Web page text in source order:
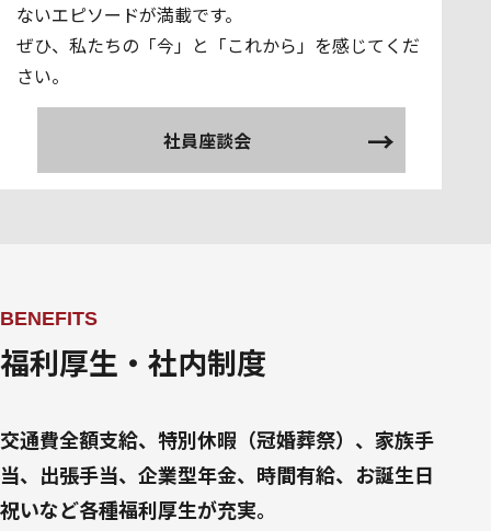
ないエピソードが満載です。
ぜひ、私たちの「今」と「これから」を感じてくだ
さい。
社員座談会
BENEFITS
福利厚生・社内制度
交通費全額支給、特別休暇（冠婚葬祭）、家族手
当、出張手当、企業型年金、時間有給、お誕生日
祝いなど各種福利厚生が充実。